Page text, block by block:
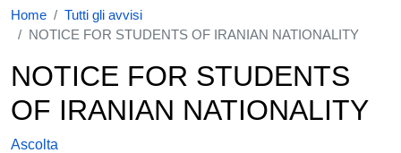
Home
Tutti gli avvisi
NOTICE FOR STUDENTS OF IRANIAN NATIONALITY
NOTICE FOR STUDENTS
OF IRANIAN NATIONALITY
Ascolta